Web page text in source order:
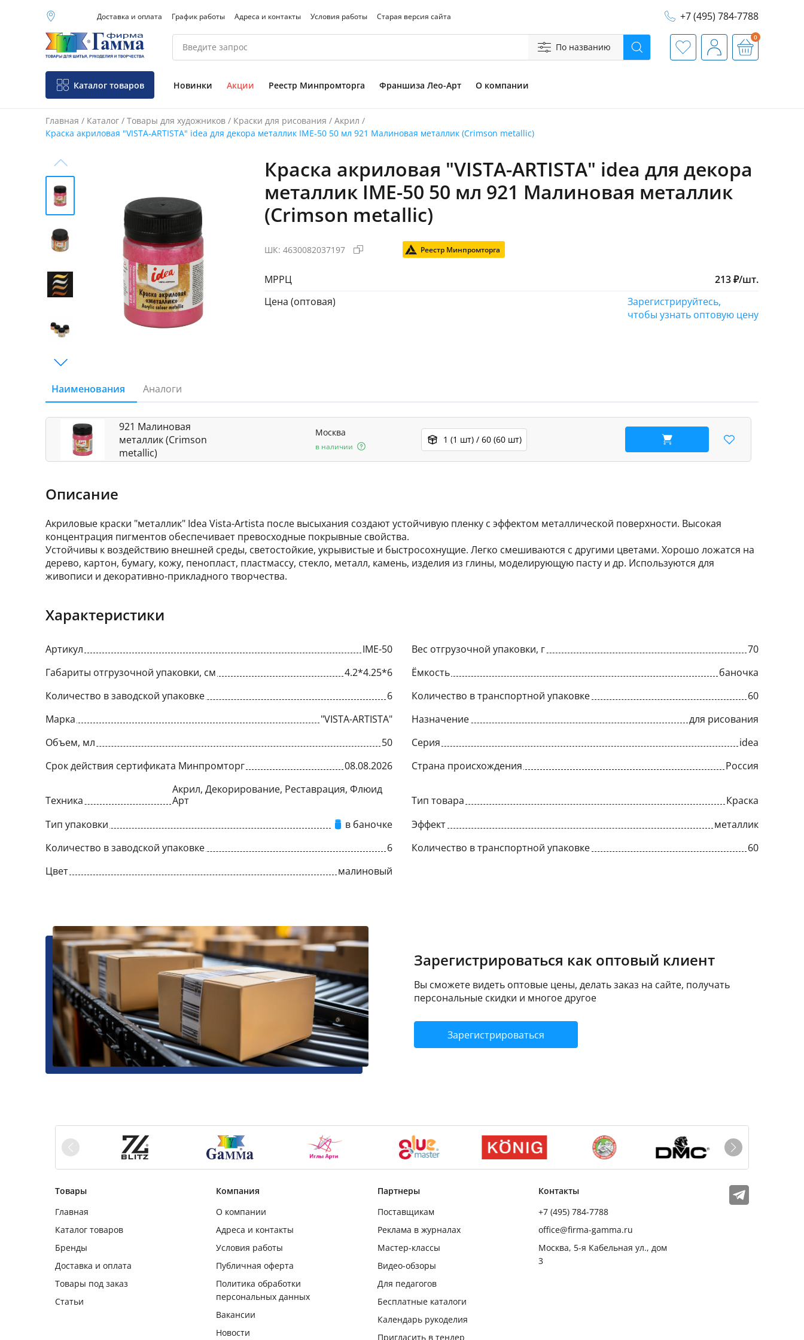
Москва (основной
склад)
Санкт-Петербург
Нижний Новгород
Доставка и оплата График работы Адреса и контакты Условия работы Старая версия сайта +7 (495) 784-7788
По названию Поиск ИзбранноеПрофильКорзина
0
Каталог товаров Новинки Акции Реестр Минпромторга Франшиза Лео-Арт О компании
Главная / Каталог / Товары для художников / Краски для рисования / Акрил /
Краска акриловая "VISTA-ARTISTA" idea для декора металлик IME-50 50 мл 921 Малиновая металлик (Crimson metallic)
Фото товара
Краска акриловая "VISTA-ARTISTA" idea для декора
металлик IME-50 50 мл 921 Малиновая металлик
(Crimson metallic)
ШК: 4630082037197 Реестр Минпромторга
МРРЦ 213₽/шт.
Цена (оптовая)
Зарегистрируйтесь,
чтобы узнать оптовую цену
Наименования Аналоги
921 Малиновая
металлик (Crimson
metallic)
Москва
в наличии
1 (1 шт) / 60 (60 шт) В корзину
Описание
Акриловые краски "металлик" Idea Vista-Artista после высыхания создают устойчивую пленку с эффектом металлической поверхности. Высокая
концентрация пигментов обеспечивает превосходные покрывные свойства.
Устойчивы к воздействию внешней среды, светостойкие, укрывистые и быстросохнущие. Легко смешиваются с другими цветами. Хорошо ложатся на
дерево, картон, бумагу, кожу, пенопласт, пластмассу, стекло, металл, камень, изделия из глины, моделирующую пасту и др. Используются для
живописи и декоративно-прикладного творчества.
Характеристики
Артикул IME-50 Вес отгрузочной упаковки, г
70
Габариты отгрузочной упаковки, см
4.2*4.25*6 Ёмкость
баночка
Количество в заводской упаковке
6 Количество в транспортной упаковке
60
Марка
"VISTA-ARTISTA" Назначение
для рисования
Объем, мл
50 Серия
idea
Срок действия сертификата Минпромторг
08.08.2026 Страна происхождения Россия
Техника
Акрил, Декорирование, Реставрация, Флюид
Арт
Тип товара
Краска
Тип упаковки
в баночке Эффект
металлик
Количество в заводской упаковке
6 Количество в транспортной упаковке
60
Цвет
малиновый
Зарегистрироваться как оптовый клиент
Вы сможете видеть оптовые цены, делать заказ на сайте, получать
персональные скидки и многое другое
Зарегистрироваться
Товары
Главная
Каталог товаров
Бренды
Доставка и оплата
Товары под заказ
Статьи
Компания
О компании
Адреса и контакты
Условия работы
Публичная оферта
Политика обработки
персональных данных
Вакансии
Новости
Партнеры
Поставщикам
Реклама в журналах
Мастер-классы
Видео-обзоры
Для педагогов
Бесплатные каталоги
Календарь рукоделия
Пригласить в тендер
Контакты
+7 (495) 784-7788
office@firma-gamma.ru
Москва, 5-я Кабельная ул., дом
3
Мы в соцсетях
Телеграм